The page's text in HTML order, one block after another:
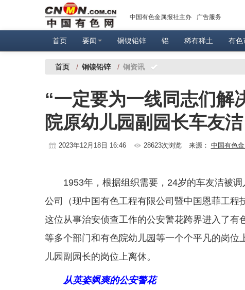
中国有色金属报社主办 广告服务
首页 要闻 铜镍铅锌 铝 稀有稀土 有色
首页 / 铜镍铅锌 / 铜资讯
“一定要为一线同志们
院原幼儿园副园长车友洁
2023年12月18日 16:46 28623次浏览 来源： 中国有色
1953年，根据组织需要，24岁的车友洁被
公司（现中国有色工程有限公司暨中国恩菲工程
这位从事治安侦查工作的公安警花跨界进入了
等多个部门和有色院幼儿园等一个个平凡的岗
儿园副园长的岗位上离休。
从英姿飒爽的公安警花